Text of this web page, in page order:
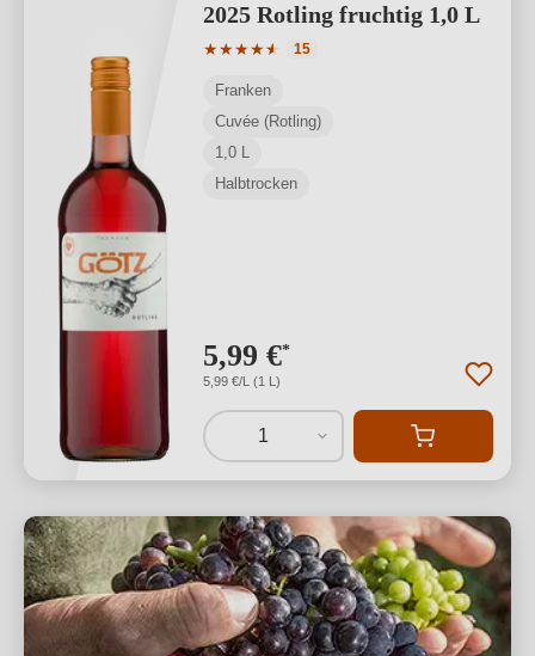
2025 Rotling fruchtig 1,0 L
★★★★★
★
Durchschnittliche Bewertung von 4.8
15
Franken
Cuvée (Rotling)
1,0 L
Halbtrocken
5,99 €*
5,99 €/L (1 L)
1